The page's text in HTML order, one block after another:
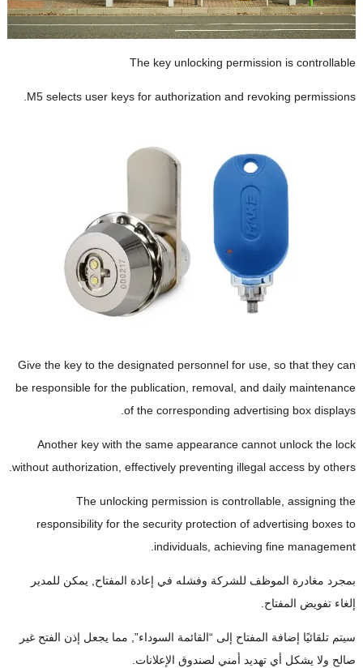
The key unlocking permission is controllable
M5 selects user keys for authorization and revoking permissions
Give the key to the designated personnel for use,so that they can
be responsible for the publication, removal,and daily maintenance
of the corresponding advertising box displays
.
Another key with the same appearance cannot unlock the lock
without authorization,effectively preventing illegal access by others
.
The unlocking permission is controllable,assigning the
responsibility for the security protection of advertising boxes to
individuals,achieving fine management
.
بمجرد مغادرة الموظف للشركة وفشله في إعادة المفتاح, يمكن للمدير
إلغاء تفويض المفتاح.
سيتم تلقائيًا إضافة المفتاح إلى “القائمة السوداء”, مما يجعل إذن الفتح غير
صالح ولا يشكل أي تهديد أمني لصندوق الإعلانات.